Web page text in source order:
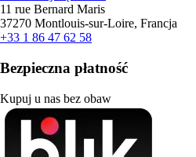
11 rue Bernard Maris
37270 Montlouis-sur-Loire, Francja
+33 1 86 47 62 58
Bezpieczna płatność
Kupuj u nas bez obaw